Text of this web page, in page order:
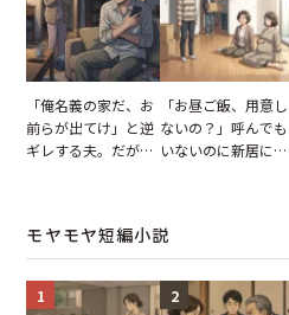
「俺名義の家だ、お
前らが出てけ」と逆
ギレする夫。だが、
「お昼ご飯、用意し
ないの？」呼んでも
いないのに新居にあ
モヤモヤ短編小説
1 2